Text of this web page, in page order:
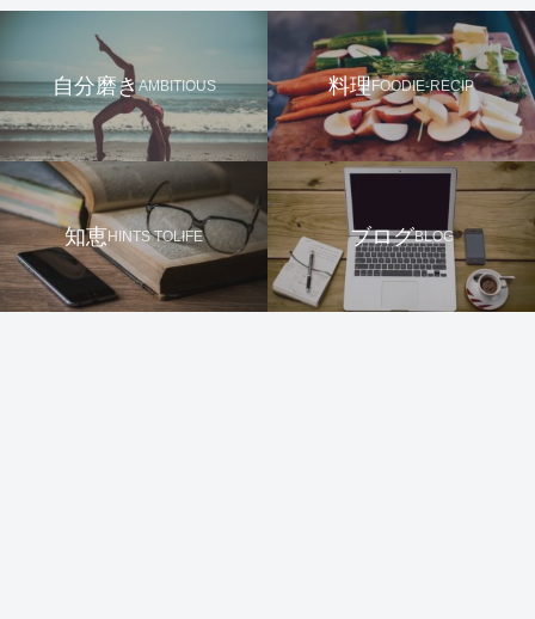
自分磨きAMBITIOUS 料理FOODIE-RECIP
知恵HINTS TOLIFE ブログBLOG